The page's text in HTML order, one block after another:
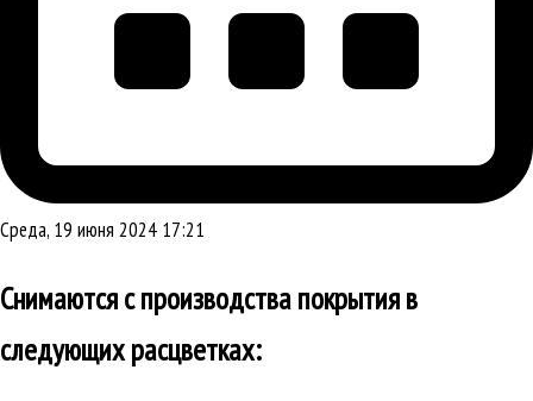
Среда, 19 июня 2024 17:21
Снимаются с производства покрытия в
следующих расцветках: